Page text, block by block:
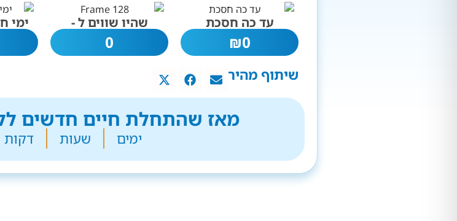
עד כה חסכת
0
₪
שהיו שווים ל -
0
ימי
שיתוף מהיר
מאז שהתחלת חיים חדשים
ימים שעות דקות